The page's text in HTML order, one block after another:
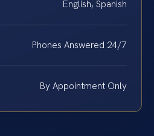
English, Spanish
Phones Answered 24/7
By Appointment Only